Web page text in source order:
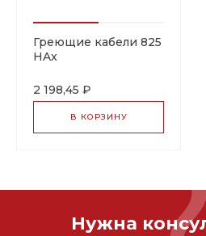
Греющие кабели 825
HAx
2 198,45 ₽
В КОРЗИНУ
Нужна